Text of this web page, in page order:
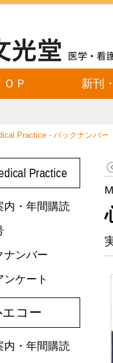
ＯＰ 新刊
Practice - バックナンバー
Practice
内・年間購読
ナンバー
ンケート
エコー
内・年間購読